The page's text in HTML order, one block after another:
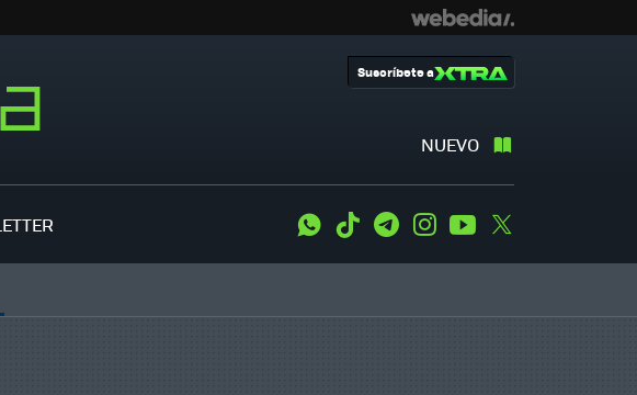
NUEVO
Suscríbete a
WhatsApp
Tiktok TelegramInstagramYoutube